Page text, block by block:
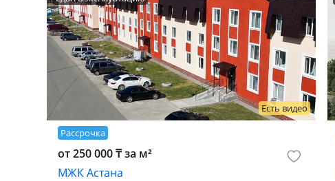
Есть видео
Рассрочка
от 250 000 ₸ за м²
МЖК Астана